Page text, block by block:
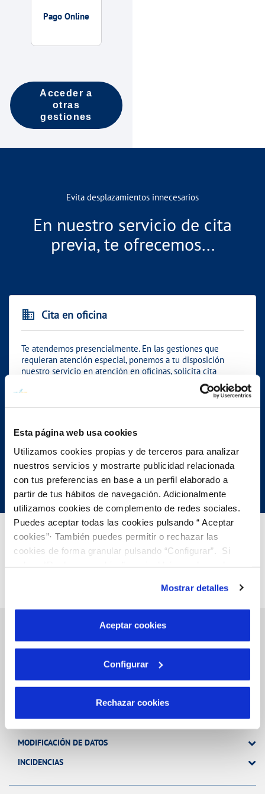
Esta página web usa cookies
Utilizamos cookies propias y de terceros para analizar
nuestros servicios y mostrarte publicidad relacionada
con tus preferencias en base a un perfil elaborado a
partir de tus hábitos de navegación. Adicionalmente
utilizamos cookies de complemento de redes sociales.
Puedes aceptar todas las cookies pulsando “ Aceptar
cookies”· También puedes permitir o rechazar las
cookies de forma granular pulsando “Configurar”. Si
son indispensables para que el sitio web funcione y que
por tanto no se pueden desactivar. Puedes consultar
más información en nuestraPolítica de Cookies
Mostrar detalles
Aceptar cookies
Configurar
Rechazar cookies
Pago Online
Acceder a
otras
gestiones
Evita desplazamientos innecesarios
En nuestro servicio de cita
previa, te ofrecemos...
business Cita en oficina
Te atendemos presencialmente. En las gestiones que
requieran atención especial, ponemos a tu disposición
nuestro servicio en atención en oficinas, solicita cita
Resolución de expedientes de fraude
Gestiones Online
FACTURAS, PAGOS Y CONSUMOS
MODIFICACIÓN DE DATOS
INCIDENCIAS